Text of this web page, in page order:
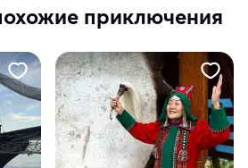
приключения